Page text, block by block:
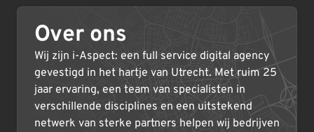
Over ons
Wij zijn i-Aspect: een full service digital agency
gevestigd in het hartje van Utrecht. Met ruim 25
jaar ervaring, een team van specialisten in
verschillende disciplines en een uitstekend
netwerk van sterke partners helpen wij bedrijven